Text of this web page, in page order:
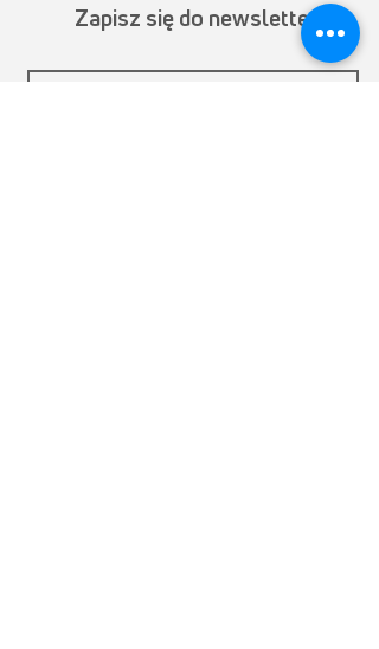
Zapisz się do newslettera